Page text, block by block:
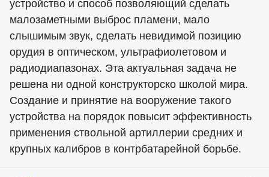
устройство и способ позволяющий сделать
малозаметными выброс пламени, мало
слышимым звук, сделать невидимой позицию
орудия в оптическом, ультрафиолетовом и
радиодиапазонах. Эта актуальная задача не
решена ни одной конструкторско школой мира.
Создание и принятие на вооружение такого
устройства на порядок повысит эффективность
применения ствольной артиллерии средних и
крупных калибров в контрбатарейной борьбе.